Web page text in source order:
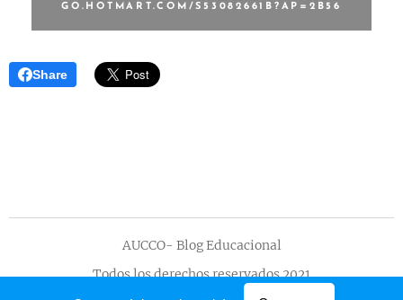
GO.HOTMART.COM/S53082661B?AP=2B56
Share
AUCCO- Blog Educacional
Todos los derechos reservados 2021